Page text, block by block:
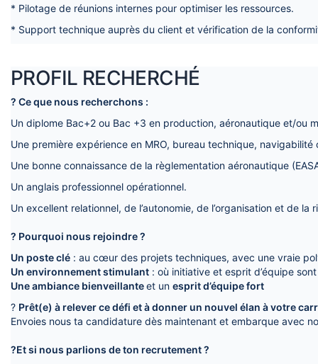
* Pilotage de réunions internes pour optimiser les ressources.
* Support technique auprès du client et vérification de la
PROFIL RECHERCHÉ
? Ce que nous recherchons :
Un diplome Bac+2 ou Bac +3 en production, aéronautique et/ou
Une première expérience en MRO, bureau technique, navigabilité
Une bonne connaissance de la règlementation aéronautique
Un anglais professionnel opérationnel.
Un excellent relationnel, de l’autonomie, de l’organisation et de la
? Pourquoi nous rejoindre ?
Un poste clé : au cœur des projets techniques, avec une vraie
Un environnement stimulant : où initiative et esprit d’équipe
Une ambiance bienveillanteet un esprit d’équipe fort
? Prêt(e) à relever ce défi et à donner un nouvel élan à votre
Envoies nous ta candidature dès maintenant et embarque avec
?Et si nous parlions de ton recrutement ?